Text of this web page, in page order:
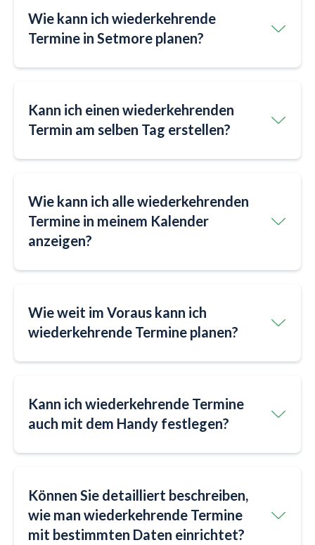
Wie kann ich wiederkehrende
Termine in Setmore planen?
Kann ich einen wiederkehrenden
Termin am selben Tag erstellen?
Wie kann ich alle wiederkehrenden
Termine in meinem Kalender
anzeigen?
Wie weit im Voraus kann ich
wiederkehrende Termine planen?
Kann ich wiederkehrende Termine
auch mit dem Handy festlegen?
Können Sie detailliert beschreiben,
wie man wiederkehrende Termine
mit bestimmten Daten einrichtet?